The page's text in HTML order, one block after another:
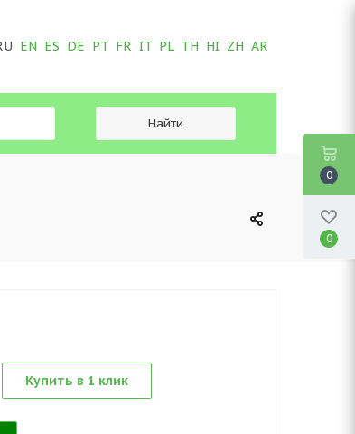
EN ES DE PT FR IT PL TH HI ZH AR
Купить в 1 клик
0
0